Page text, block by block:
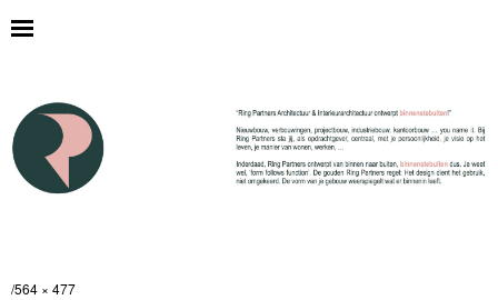
564 × 477